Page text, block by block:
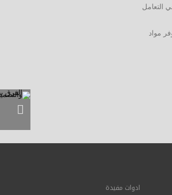
التعامل
مواد
ادوات مفيدة